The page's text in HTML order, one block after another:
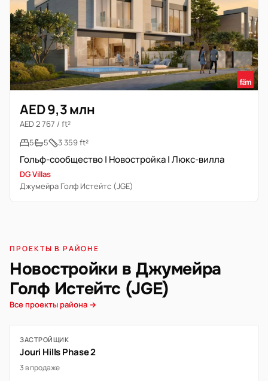
AED 9,3 млн
AED 2 767 / ft²
5
5 3 359 ft²
Гольф-сообщество | Новостройка | Люкс-вилла
DG Villas
Джумейра Голф Истейтс (JGE)
ПРОЕКТЫ В РАЙОНЕ
Новостройки в Джумейра
Голф Истейтс (JGE)
Все проекты района →
ЗАСТРОЙЩИК
Jouri Hills Phase 2
3 в продаже